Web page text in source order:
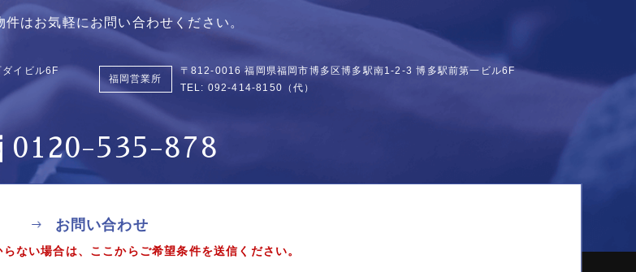
件はお気軽にお問い合わせください。
ダイビル6F
福岡営業所
〒812-0016 福岡県福岡市博多区博多駅南1-2-3博多駅前第一ビル6F
TEL: 092-414-8150 （代）
0120-535-878
お問い合わせ
ない場合は、 ここからご希望条件を送信ください。